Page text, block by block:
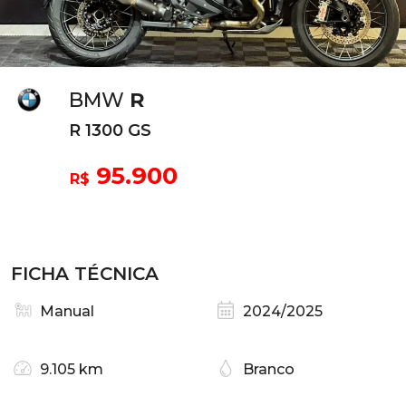
BMW R
R 1300 GS
R$ 95.900
FICHA TÉCNICA
Manual 2024/2025
9.105 km Branco